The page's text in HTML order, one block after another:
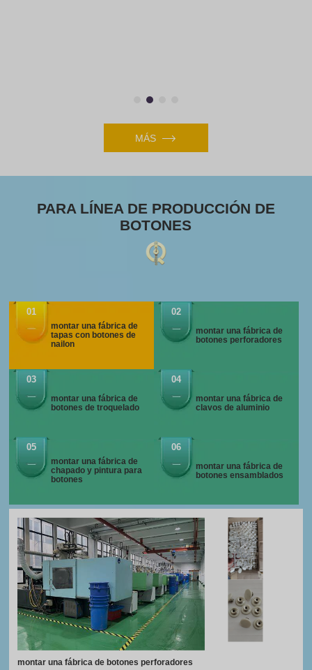
MÁS
PARA LÍNEA DE PRODUCCIÓN DE
BOTONES
01
montar una fábrica de
tapas con botones de
nailon
02
montar una fábrica de
botones perforadores
03
montar una fábrica de
botones de troquelado
04
montar una fábrica de
clavos de aluminio
05
montar una fábrica de
chapado y pintura para
botones
06
montar una fábrica de
botones ensamblados
montar una fábrica de botones perforadores